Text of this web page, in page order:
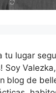
tu lugar
Soy
blog de